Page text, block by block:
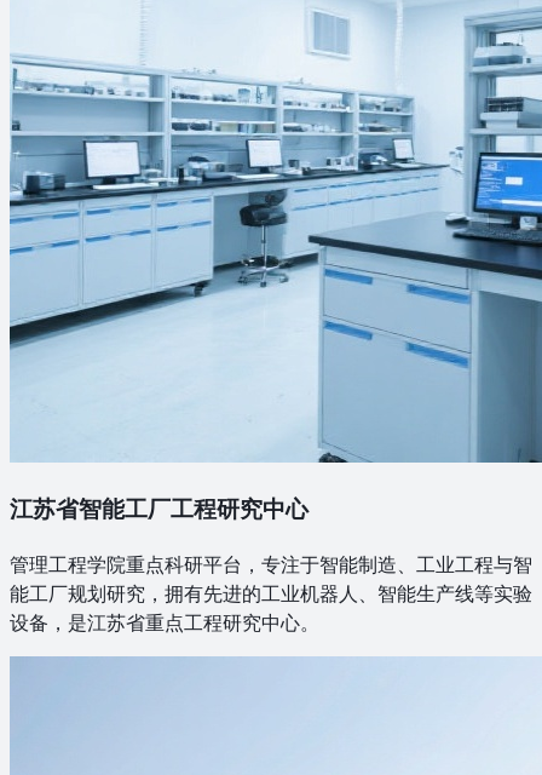
江苏省智能工厂工程研究中心
管理工程学院重点科研平台，专注于智能制造、工业工程与智
能工厂规划研究，拥有先进的工业机器人、智能生产线等实验
设备，是江苏省重点工程研究中心。